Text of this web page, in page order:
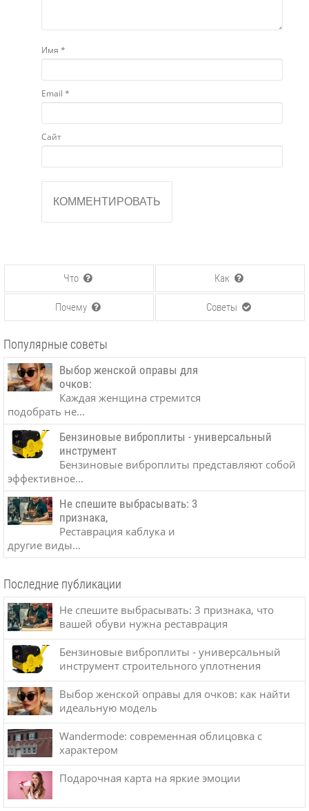
Имя *
Email *
Сайт
Что Как
Почему Советы
Популярные советы
Выбор женской оправы для
очков:
Каждая женщина стремится
подобрать не...
Бензиновые виброплиты - универсальный
инструмент
Бензиновые виброплиты представляют собой
эффективное...
Не спешите выбрасывать: 3
признака,
Реставрация каблука и
другие виды...
Последние публикации
Не спешите выбрасывать: 3 признака, что
вашей обуви нужна реставрация
Бензиновые виброплиты - универсальный
инструмент строительного уплотнения
Выбор женской оправы для очков: как найти
идеальную модель
Wandermode: современная облицовка с
характером
Подарочная карта на яркие эмоции